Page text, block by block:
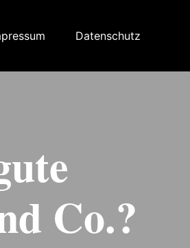
Datenschutz
Co.?